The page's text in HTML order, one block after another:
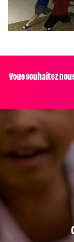
Vous souhaitez